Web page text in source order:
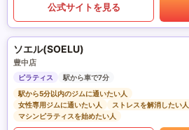
公式サイトを見る
ソエル(SOELU)
豊中店
ピラティス
駅から車で7分
駅から5分以内のジムに通いたい人
女性専用ジムに通いたい人
ストレスを解消したい人
マシンピラティスを始めたい人